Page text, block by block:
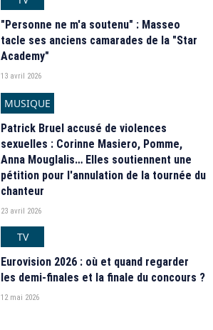
"Personne ne m'a soutenu" : Masseo
tacle ses anciens camarades de la "Star
Academy"
13 avril 2026
MUSIQUE
Patrick Bruel accusé de violences
sexuelles : Corinne Masiero, Pomme,
Anna Mouglalis… Elles soutiennent une
pétition pour l'annulation de la tournée du
chanteur
23 avril 2026
TV
Eurovision 2026 : où et quand regarder
les demi-finales et la finale du concours ?
12 mai 2026